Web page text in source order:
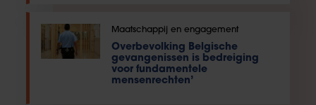
Maatschappij en engagement
Overbevolking Belgische
gevangenissen is bedreiging
voor fundamentele
mensenrechten’